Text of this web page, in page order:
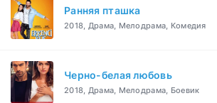
Ранняя пташка
2018, Драма, Мелодрама, Комедия
Черно-белая любовь
2018, Драма, Мелодрама, Боевик